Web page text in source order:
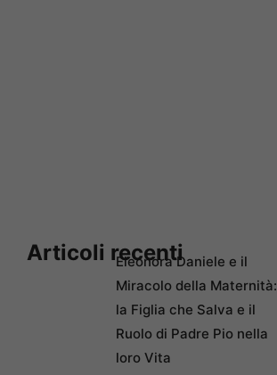
Articoli recentiEleonora Daniele e il
Miracolo della Maternità:
la Figlia che Salva e il
Ruolo di Padre Pio nella
loro Vita